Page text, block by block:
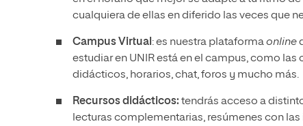
cualquiera de ellas en diferido las veces que
Campus Virtual : es nuestra plataformaonline
estudiar en UNIR está en el campus, como
didácticos, horarios, chat, foros y mucho más.
Recursos didácticos: tendrás acceso a
lecturas complementarias, resúmenes con las